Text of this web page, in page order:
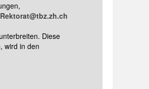
Rektorat@tbz.zh.ch
Diese
wird in den